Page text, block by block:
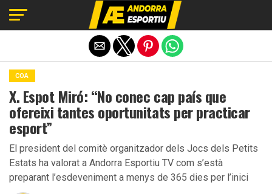
COA
X. Espot Miró: “No conec cap país que
ofereixi tantes oportunitats per practicar
esport”
El president del comitè organitzador dels Jocs dels Petits
Estats ha valorat a Andorra Esportiu TV com s’està
preparant l’esdeveniment a menys de 365 dies per l’inici
Exit mobile version